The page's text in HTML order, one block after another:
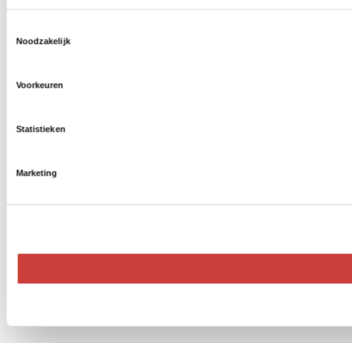
Noodzakelijk
Voorkeuren
Statistieken
Marketing